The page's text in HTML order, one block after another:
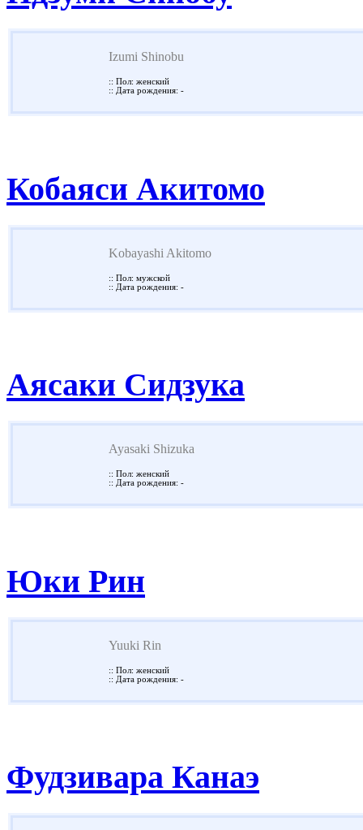
Izumi Shinobu
:: Пол: женский
:: Дата рождения: -
Кобаяси Акитомо
Kobayashi Akitomo
:: Пол: мужской
:: Дата рождения: -
Аясаки Сидзука
Ayasaki Shizuka
:: Пол: женский
:: Дата рождения: -
Юки Рин
Yuuki Rin
:: Пол: женский
:: Дата рождения: -
Фудзивара Канаэ